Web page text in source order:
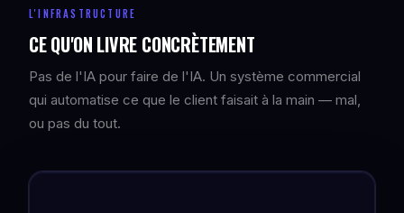
L'INFRASTRUCTURE
CE QU'ON LIVRE CONCRÈTEMENT
Pas de l'IA pour faire de l'IA. Un système commercial
qui automatise ce que le client faisait à la main — mal,
ou pas du tout.